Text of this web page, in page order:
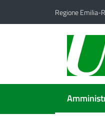
Regione Emilia-
Menu